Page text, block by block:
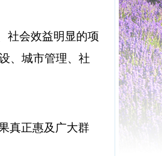
社会效益明显的项
、城市管理、社
真正惠及广大群